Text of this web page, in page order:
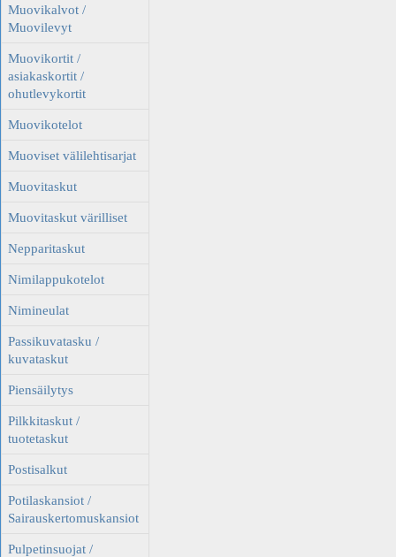
Muovikalvot /
Muovilevyt
Muovikortit /
asiakaskortit /
ohutlevykortit
Muovikotelot
Muoviset välilehtisarjat
Muovitaskut
Muovitaskut värilliset
Nepparitaskut
Nimilappukotelot
Nimineulat
Passikuvatasku /
kuvataskut
Piensäilytys
Pilkkitaskut /
tuotetaskut
Postisalkut
Potilaskansiot /
Sairauskertomuskansiot
Pulpetinsuojat /